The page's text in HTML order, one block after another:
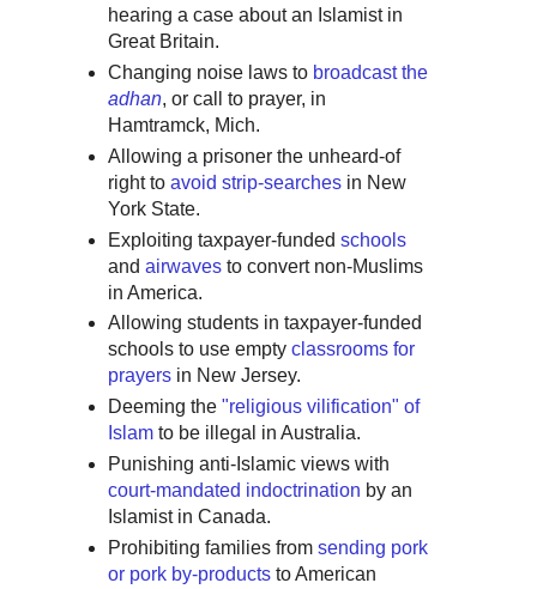
hearing a case about an Islamist in
Great Britain.
Changing noise laws to broadcast the
adhan, or call to prayer, in
Hamtramck, Mich.
Allowing a prisoner the unheard-of
right to avoid strip-searchesin New
York State.
Exploiting taxpayer-funded schools
and airwavesto convert non-Muslims
in America.
Allowing students in taxpayer-funded
schools to use empty classrooms for
prayersin New Jersey.
Deeming the "religious vilification" of
Islamto be illegal in Australia.
Punishing anti-Islamic views with
court-mandated indoctrination by an
Islamist in Canada.
Prohibiting families from sending pork
or pork by-productsto American